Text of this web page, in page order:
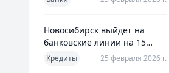
Новосибирск выйдет на
банковские линии на 15
млрд рублей для закрытия
дефицита
Кредиты 25 февраля 2026 г.